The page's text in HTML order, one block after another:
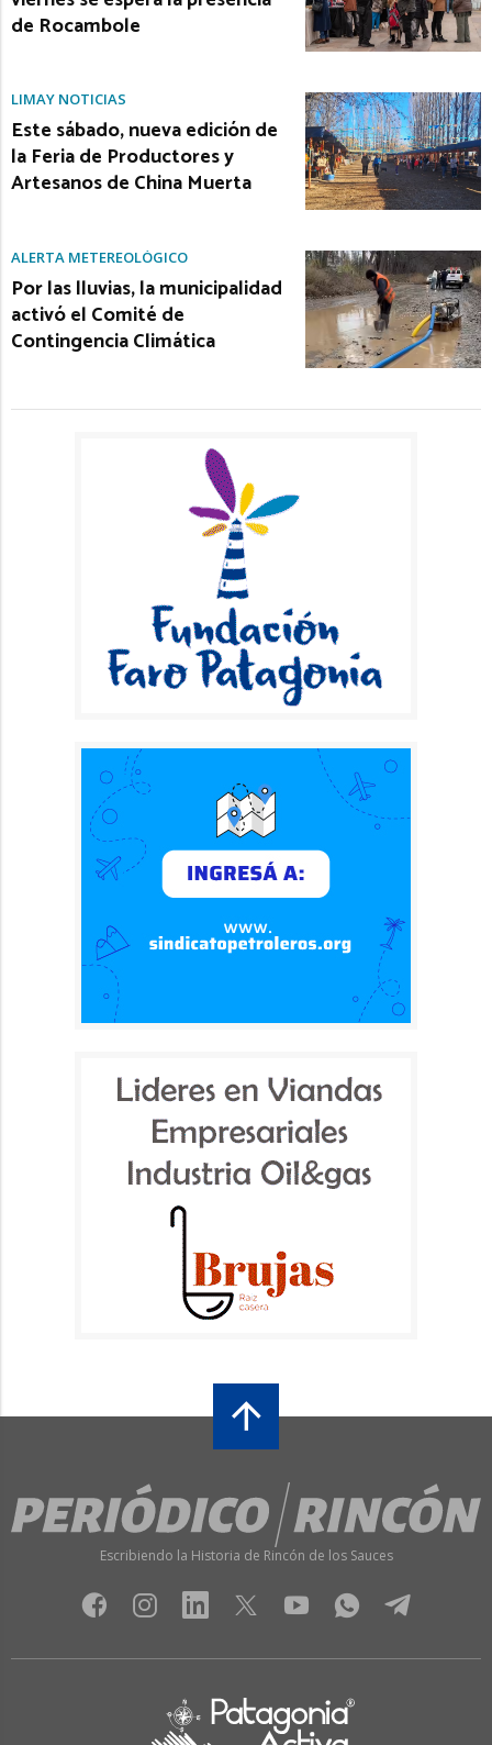
de Rocambole
LIMAY NOTICIAS
Este sábado, nueva edición de
la Feria de Productores y
Artesanos de China Muerta
ALERTA METEREOLÓGICO
Por las lluvias, la municipalidad
activó el Comité de
Contingencia Climática
Escribiendo la Historia de Rincón de los Sauces